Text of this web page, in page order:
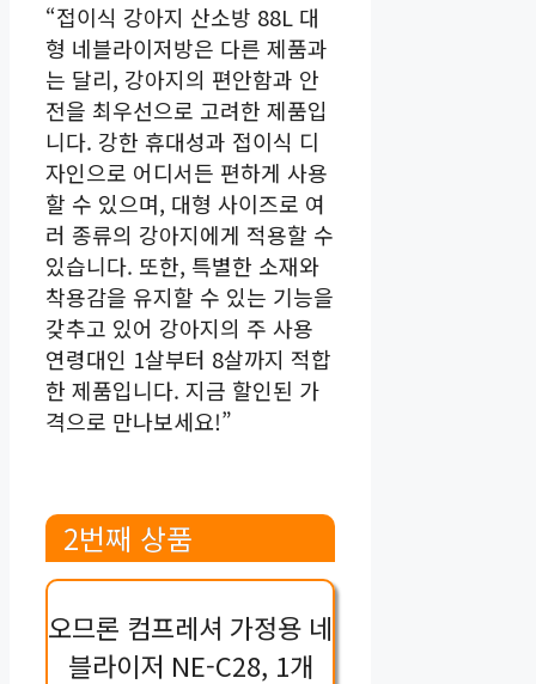
“접이식 강아지 산소방 88L 대
형 네블라이저방은 다른 제품과
는 달리, 강아지의 편안함과 안
전을 최우선으로 고려한 제품입
니다. 강한 휴대성과 접이식 디
자인으로 어디서든 편하게 사용
할 수 있으며, 대형 사이즈로 여
러 종류의 강아지에게 적용할 수
있습니다. 또한, 특별한 소재와
착용감을 유지할 수 있는 기능을
갖추고 있어 강아지의 주 사용
연령대인 1살부터 8살까지 적합
한 제품입니다. 지금 할인된 가
격으로 만나보세요!”
2번째 상품
오므론 컴프레셔 가정용 네
블라이저 NE-C28, 1개